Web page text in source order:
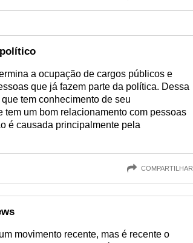
a ocupação de cargos públicos e
que já fazem parte da política. Dessa
tem conhecimento de seu
tem um bom relacionamento com pessoas
é causada principalmente pela
COMPARTILHAR
movimento recente, mas é recente o